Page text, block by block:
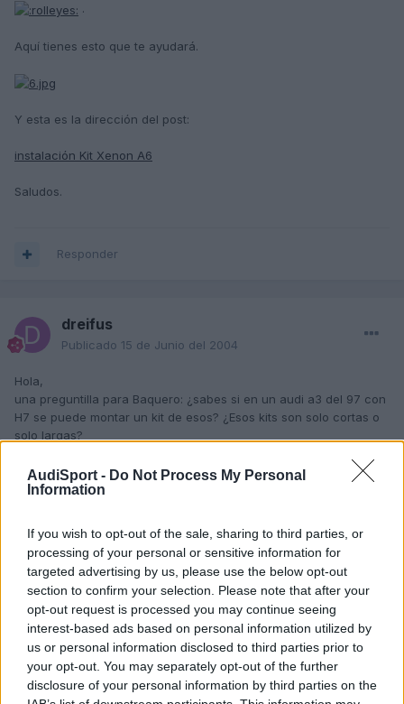
AudiSport - Do Not Process My Personal
Information
If you wish to opt-out of the sale, sharing to third parties, or
processing of your personal or sensitive information for
targeted advertising by us, please use the below opt-out
section to confirm your selection. Please note that after your
opt-out request is processed you may continue seeing
interest-based ads based on personal information utilized by
us or personal information disclosed to third parties prior to
your opt-out. You may separately opt-out of the further
disclosure of your personal information by third parties on the
.
Aquí tienes esto que te ayudará.
Y esta es la dirección del post:
instalación Kit Xenon A6
Saludos.
Responder
dreifus
Publicado 15 de Junio del 2004
Hola,
una preguntilla para Baquero: ¿sabes si en un audi a3 del 97 con
H7 se puede montar un kit de esos? ¿Esos kits son solo cortas o
solo largas?
suerte con el montaje!
Responder
Baquero
Publicado16 de Junio del 2004
Ya los he instalado y la verdad es que no hay color, es muchisima
la diferencia en intesidad, estoy muy muy contento.